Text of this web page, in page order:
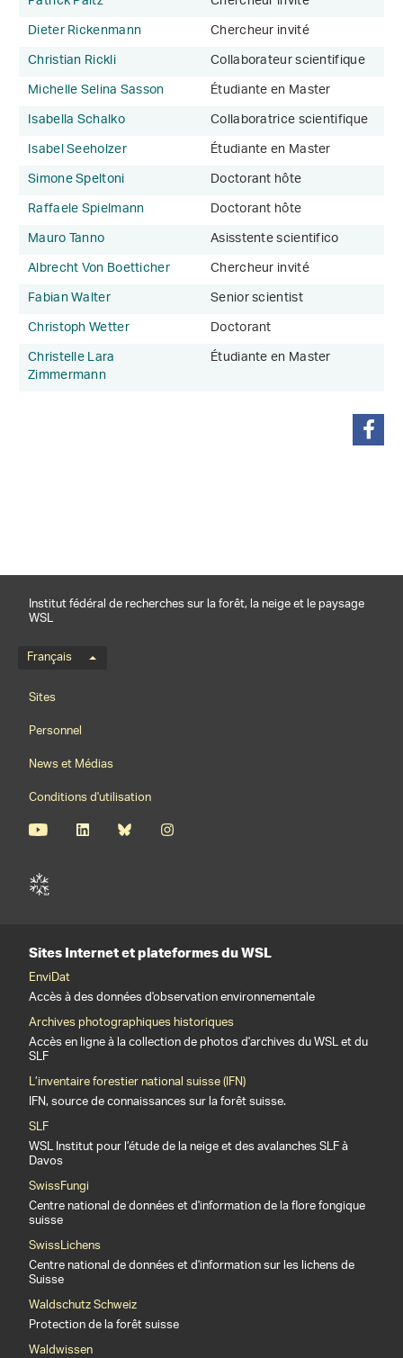
Dieter Rickenmann
Chercheur invité
Christian Rickli
Collaborateur scientifique
Michelle Selina Sasson
Étudiante en Master
Isabella Schalko
Collaboratrice scientifique
Isabel Seeholzer
Étudiante en Master
Simone Speltoni
Doctorant hôte
Raffaele Spielmann
Doctorant hôte
Mauro Tanno
Asisstente scientifico
Albrecht Von Boetticher
Chercheur invité
Fabian Walter
Senior scientist
Christoph Wetter
Doctorant
Christelle Lara
Zimmermann
Étudiante en Master
Institut fédéral de recherches sur la forêt, la neige et le paysage
WSL
Menu de langue
Français
Footernavigation
Sites
Personnel
News et Médias
Conditions d'utilisation
Sites Internet et plateformes du WSL
EnviDat
Accès à des données d'observation environnementale
Archives photographiques historiques
Accès en ligne à la collection de photos d'archives du WSL et du
SLF
L’inventaire forestier national suisse (IFN)
IFN, source de connaissances sur la forêt suisse.
SLF
WSL Institut pour l’étude de la neige et des avalanches SLF à
Davos
SwissFungi
Centre national de données et d'information de la flore fongique
suisse
SwissLichens
Centre national de données et d'information sur les lichens de
Suisse
Waldschutz Schweiz
Protection de la forêt suisse
Waldwissen